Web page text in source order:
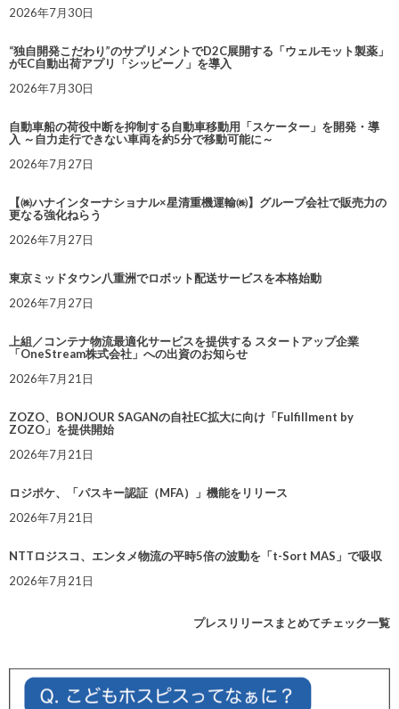
2026年7月30日
“独自開発こだわり”のサプリメントでD2C展開する「ウェルモット製薬」
がEC自動出荷アプリ「シッピーノ」を導入
2026年7月30日
自動車船の荷役中断を抑制する自動車移動用「スケーター」を開発・導
入 ～自力走行できない車両を約5分で移動可能に～
2026年7月27日
【㈱ハナインターナショナル×星清重機運輸㈱】グループ会社で販売力の
更なる強化ねらう
2026年7月27日
東京ミッドタウン八重洲でロボット配送サービスを本格始動
2026年7月27日
上組／コンテナ物流最適化サービスを提供する スタートアップ企業
「OneStream株式会社」への出資のお知らせ
2026年7月21日
ZOZO、BONJOUR SAGANの自社EC拡大に向け「Fulfillment by
ZOZO」を提供開始
2026年7月21日
ロジポケ、「パスキー認証（MFA）」機能をリリース
2026年7月21日
NTTロジスコ、エンタメ物流の平時5倍の波動を「t-Sort MAS」で吸収
2026年7月21日
プレスリリースまとめてチェック一覧